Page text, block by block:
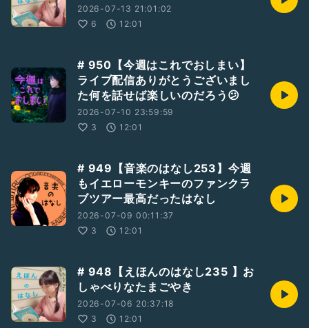
2026-07-13 21:01:02
6
12:01
# 950【今週はこれでおしまい】
ライブ配信ありがとうございまし
た何を話せば楽しいのだろう😕
2026-07-10 23:59:59
3
12:01
# 949【音楽のはなし253】今週
もイエローモンキーのファンクラ
ブツアー最高だったはなし
2026-07-09 00:11:37
3
12:01
# 948【えほんのはなし235 】お
しゃべりなたまごやき
2026-07-06 20:37:18
3
12:01